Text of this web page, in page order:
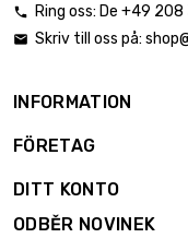
délka : 100
délka : 50 Meter
(≈9/16 inch)
 Ring oss: De +49
 Skriv till oss på:
INFORMATION
FÖRETAG
DITT KONTO
ODBĚR NOVINEK